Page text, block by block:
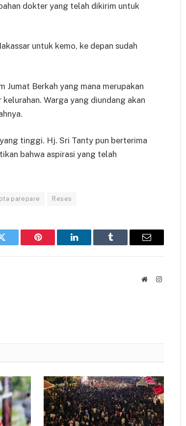
dokter yang telah dikirim untuk
untuk kemo, ke depan sudah
Jumat Berkah yang mana merupakan
Warga yang diundang akan
tinggi. Hj. Sri Tanty pun berterima
bahwa aspirasi yang telah
parepare Reses
Twitter Pinterest LinkedIn Tumblr Email
WebsiteInstagram